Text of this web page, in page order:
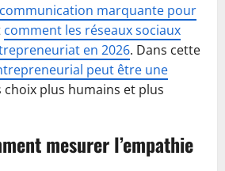
marquante pour
comment les réseaux sociaux
en 2026. Dans cette
peut être une
choix plus humains et plus
mesurer l’empathie